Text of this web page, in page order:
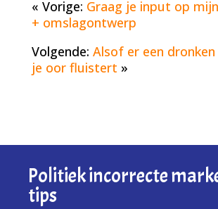
« Vorige: Graag je input op
+ omslagontwerp
Volgende: Alsof er een
je oor fluistert »
Politiek incorrecte
tips